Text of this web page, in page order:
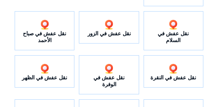
نقل عفش في
السلام
نقل عفش في الزور
نقل عفش في صباح
الأحمد
نقل عفش في النقرة
نقل عفش في
الوفرة
نقل عفش في الظهر